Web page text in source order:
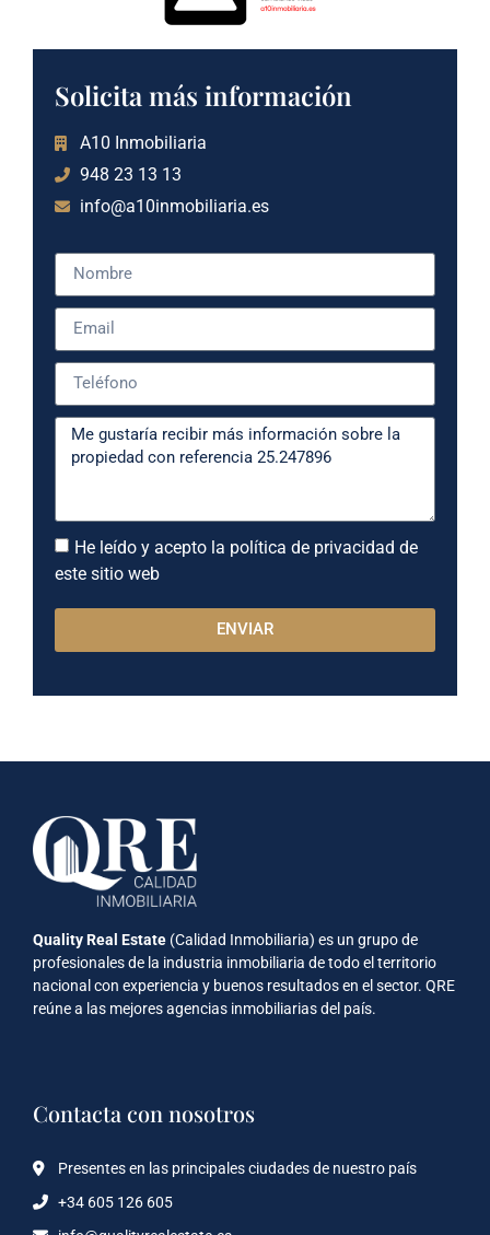
Solicita más información
A10 Inmobiliaria
948 23 13 13
info@a10inmobiliaria.es
He leído y acepto la política de privacidad de
este sitio web
ENVIAR
Quality Real Estate (Calidad Inmobiliaria) es un grupo de
profesionales de la industria inmobiliaria de todo el territorio
nacional con experiencia y buenos resultados en el sector. QRE
reúne a las mejores agencias inmobiliarias del país.
Contacta con nosotros
Presentes en las principales ciudades de nuestro país
+34 605 126 605